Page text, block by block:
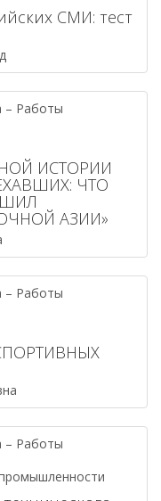
СМИ: тест
– Работы
ИСТОРИИ
ЧТО
АЗИИ»
– Работы
– Работы